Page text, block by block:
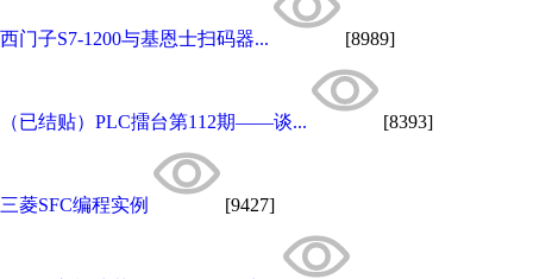
西门子S7-1200与基恩士扫码器... [8989]
（已结贴）PLC擂台第112期——谈... [8393]
三菱SFC编程实例 [9427]